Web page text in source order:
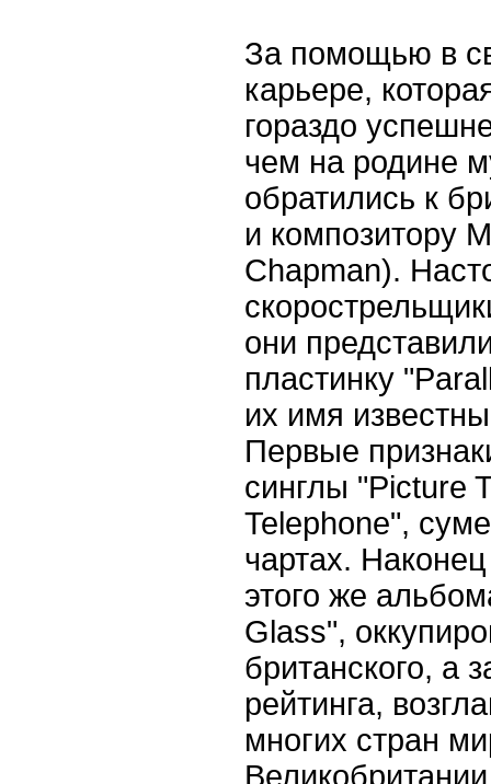
За помощью в
карьере,
гораздо
чем на родине
обратились к
и композитору
Chapman).
они
пластинку
их имя
Первые
синглы "Picture
Telephone",
чартах.
этого же
Glass",
британского, а
рейтинга,
многих стран